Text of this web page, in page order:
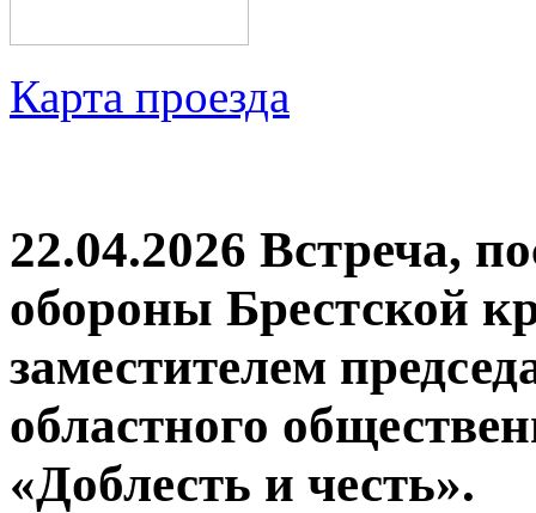
Карта проезда
22.04.2026 Встреча,
обороны Брестской
заместителем
областного
«Доблесть и честь».